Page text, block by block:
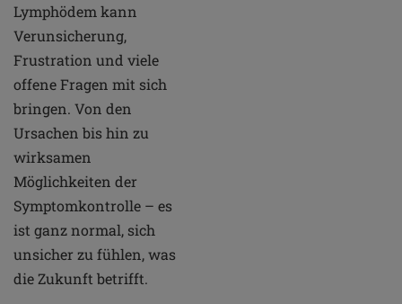
Lymphödem kann
Verunsicherung,
Frustration und viele
offene Fragen mit sich
bringen. Von den
Ursachen bis hin zu
wirksamen
Möglichkeiten der
Symptomkontrolle – es
ist ganz normal, sich
unsicher zu fühlen, was
die Zukunft betrifft.